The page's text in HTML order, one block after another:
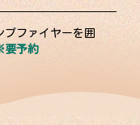
プファイヤーを囲
予約